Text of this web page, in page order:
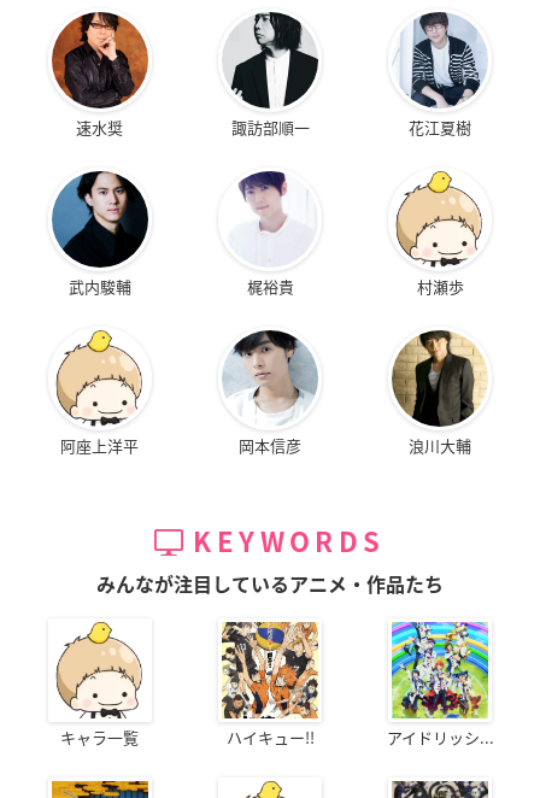
速水奨 諏訪部順一 花江夏樹
武内駿輔 梶裕貴 村瀬歩
阿座上洋平 岡本信彦 浪川大輔
KEYWORDS
みんなが注目しているアニメ・作品たち
キャラ一覧 ハイキュー!! アイドリッシ...